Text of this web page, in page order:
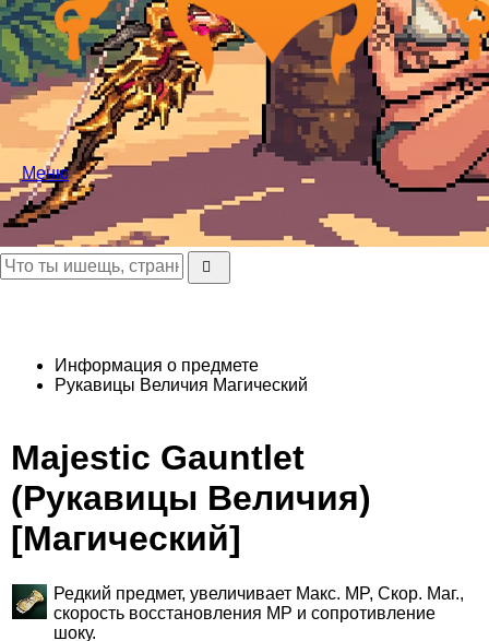
Меню
Информация о предмете
Рукавицы Величия Магический
Majestic Gauntlet
(Рукавицы Величия)
[Магический]
Редкий предмет, увеличивает Макс. MP, Скор. Маг.,
скорость восстановления MP и сопротивление
шоку.